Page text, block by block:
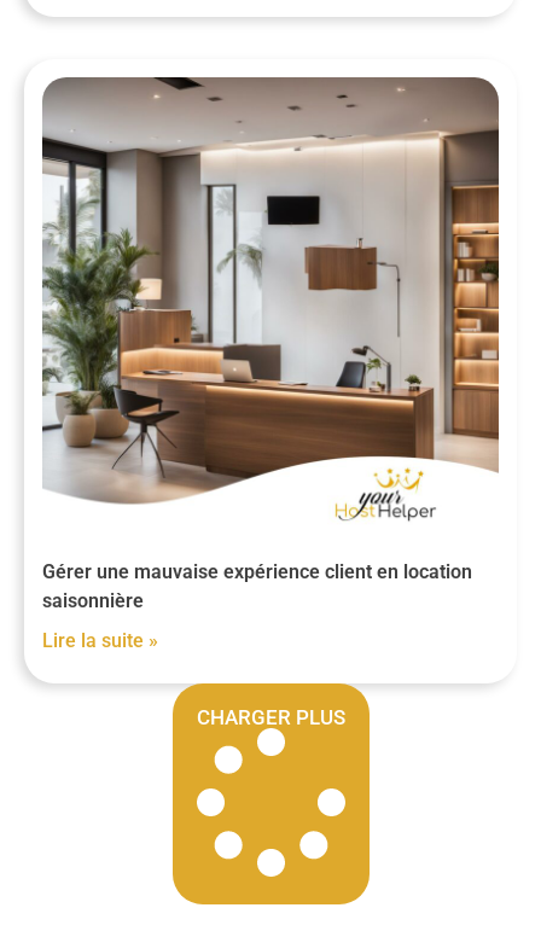
Gérer une mauvaise expérience client en location
saisonnière
Lire la suite »
CHARGER PLUS